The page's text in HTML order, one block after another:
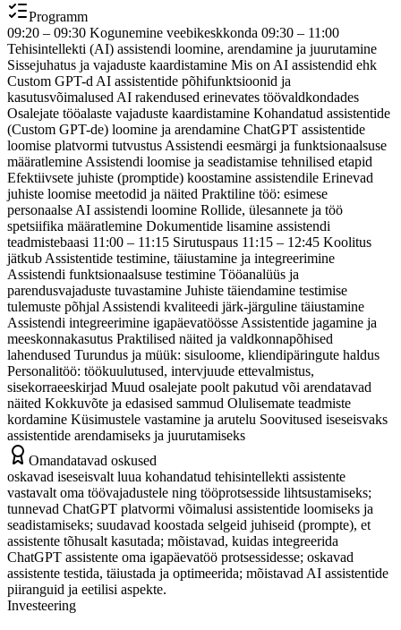
Programm
09:20 – 09:30 Kogunemine veebikeskkonda 09:30 – 11:00
Tehisintellekti (AI) assistendi loomine, arendamine ja juurutamine
Sissejuhatus ja vajaduste kaardistamine Mis on AI assistendid ehk
Custom GPT-d AI assistentide põhifunktsioonid ja
kasutusvõimalused AI rakendused erinevates töövaldkondades
Osalejate tööalaste vajaduste kaardistamine Kohandatud assistentide
(Custom GPT-de) loomine ja arendamine ChatGPT assistentide
loomise platvormi tutvustus Assistendi eesmärgi ja funktsionaalsuse
määratlemine Assistendi loomise ja seadistamise tehnilised etapid
Efektiivsete juhiste (promptide) koostamine assistendile Erinevad
juhiste loomise meetodid ja näited Praktiline töö: esimese
personaalse AI assistendi loomine Rollide, ülesannete ja töö
spetsiifika määratlemine Dokumentide lisamine assistendi
teadmistebaasi 11:00 – 11:15 Sirutuspaus 11:15 – 12:45 Koolitus
jätkub Assistentide testimine, täiustamine ja integreerimine
Assistendi funktsionaalsuse testimine Tööanalüüs ja
parendusvajaduste tuvastamine Juhiste täiendamine testimise
tulemuste põhjal Assistendi kvaliteedi järk-järguline täiustamine
Assistendi integreerimine igapäevatöösse Assistentide jagamine ja
meeskonnakasutus Praktilised näited ja valdkonnapõhised
lahendused Turundus ja müük: sisuloome, kliendipäringute haldus
Personalitöö: töökuulutused, intervjuude ettevalmistus,
sisekorraeeskirjad Muud osalejate poolt pakutud või arendatavad
näited Kokkuvõte ja edasised sammud Olulisemate teadmiste
kordamine Küsimustele vastamine ja arutelu Soovitused iseseisvaks
assistentide arendamiseks ja juurutamiseks
Omandatavad oskused
oskavad iseseisvalt luua kohandatud tehisintellekti assistente
vastavalt oma töövajadustele ning tööprotsesside lihtsustamiseks;
tunnevad ChatGPT platvormi võimalusi assistentide loomiseks ja
seadistamiseks; suudavad koostada selgeid juhiseid (prompte), et
assistente tõhusalt kasutada; mõistavad, kuidas integreerida
ChatGPT assistente oma igapäevatöö protsessidesse; oskavad
assistente testida, täiustada ja optimeerida; mõistavad AI assistentide
piiranguid ja eetilisi aspekte.
Investeering